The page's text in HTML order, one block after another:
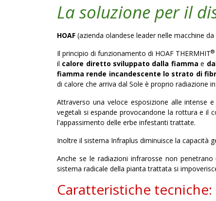
La soluzione per il
HOAF (azienda olandese leader nelle macchine
Il principio di funzionamento di HOAF THERMHIT®
il calore diretto sviluppato dalla fiamma e
fiamma rende incandescente lo strato di
di calore che arriva dal Sole è proprio radiazione
Attraverso una veloce esposizione alle intense e
vegetali si espande provocandone la rottura e il
l'appassimento delle erbe infestanti trattate.
Inoltre il sistema Infraplus diminuisce la capacità
Anche se le radiazioni infrarosse non
sistema radicale della pianta trattata si
Caratteristiche tecniche: